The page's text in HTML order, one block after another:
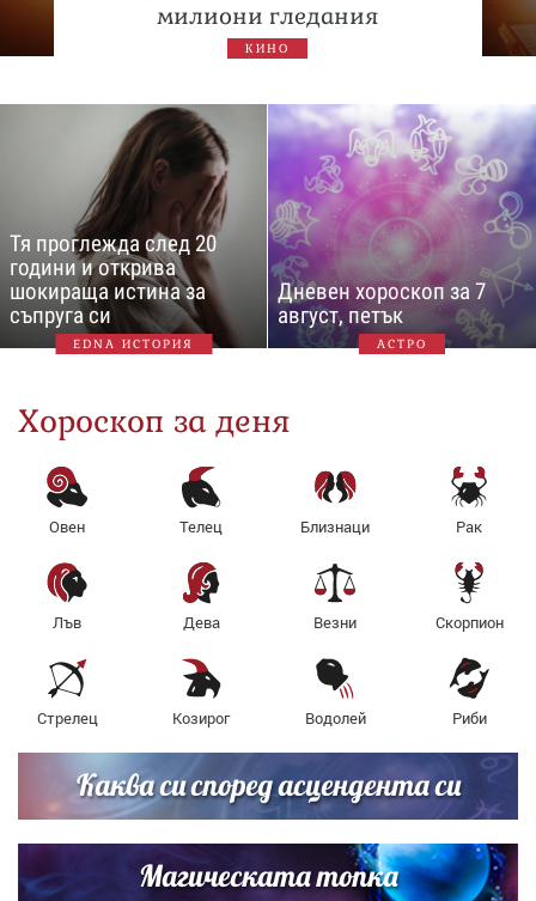
милиони гледания
КИНО
Тя проглежда след 20
години и открива
шокираща истина за
съпруга си
EDNA ИСТОРИЯ
Дневен хороскоп за 7
август, петък
АСТРО
Хороскоп за деня
Овен Телец Близнаци Рак
Лъв Дева Везни Скорпион
Стрелец Козирог Водолей Риби
Каква си според асцендента си
Магическата топка